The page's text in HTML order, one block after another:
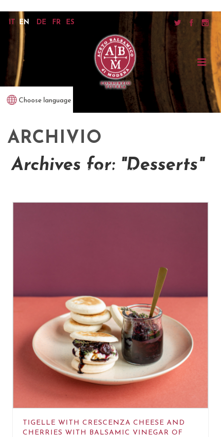
Choose language
home/ desserts
IT EN DE FR ES
ARCHIVIO
Archives for: "Desserts"
TIGELLE WITH CRESCENZA CHEESE AND
CHERRIES WITH BALSAMIC VINEGAR OF